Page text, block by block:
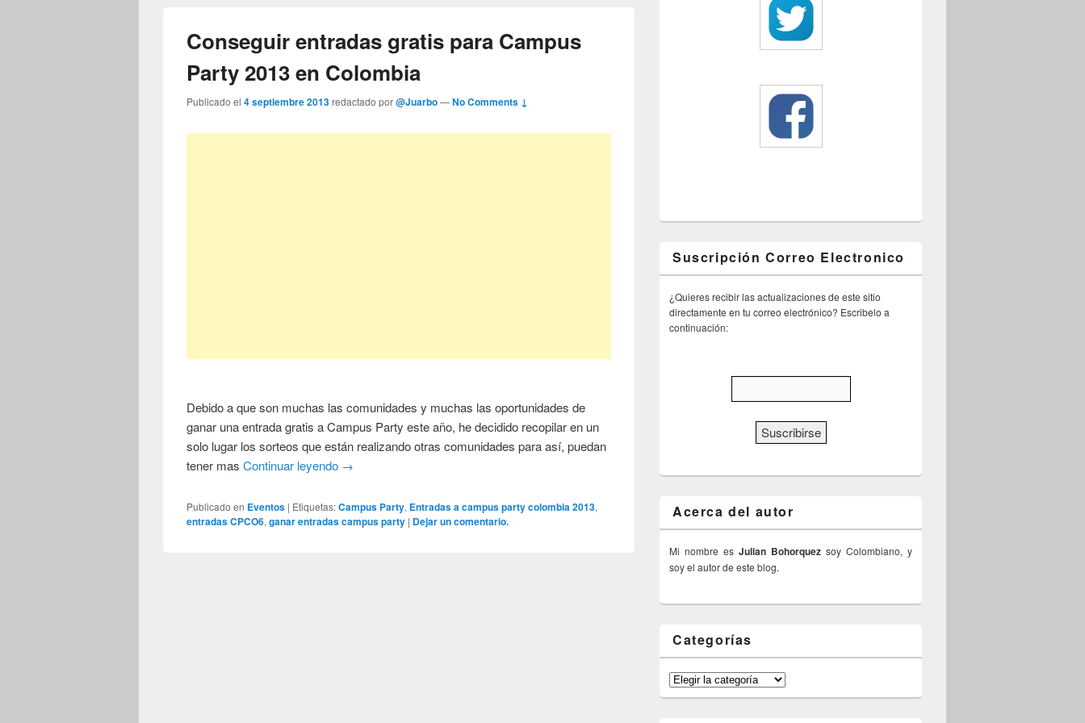
Conseguir entradas gratis para Campus
Party 2013 en Colombia
Publicado el4 septiembre 2013redactado por@Juarbo—No Comments ↓
Debido a que son muchas las comunidades y muchas las oportunidades de
ganar una entrada gratis a Campus Party este año, he decidido recopilar en un
solo lugar los sorteos que están realizando otras comunidades para así, puedan
tener masContinuar leyendo →
Publicado en Eventos | Etiquetas:Campus Party, Entradas a campus party colombia 2013,
entradas CPCO6,ganar entradas campus party | Dejar un comentario.
Suscripción Correo Electronico
¿Quieres recibir las actualizaciones de este sitio
directamente en tu correo electrónico? Escribelo a
continuación:
Acerca del autor
Mi nombre es Julian Bohorquez soy Colombiano, y
soy el autor de este blog.
Categorías
Categorías